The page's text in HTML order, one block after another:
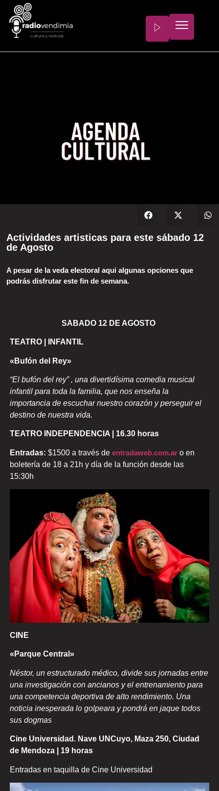
Actividades artisticas para este sábado 12
de Agosto
A pesar de la veda electoral aqui algunas opciones que
podrás disfrutar este fin de semana.
SABADO 12 DE AGOSTO
TEATRO | INFANTIL
«Bufón del Rey»
“El bufón del rey” , una divertidísima comedia musical
infantil para toda la familia, que nos enseña la
importancia de escuchar nuestro corazón y perseguir el
destino de nuestra vida.
TEATRO INDEPENDENCIA | 16.30 horas
Entradas: $1500 a través de entradaweb.com.ar o en
boletería de 18 a 21h y día de la función desde las
15:30h
CINE
«Parque Central»
Néstor, un estructurado médico, divide sus jornadas entre
una investigación con ancianos y el entrenamiento para
una competencia deportiva de alto rendimiento. Una
noticia inesperada lo golpeara y pondrá en jaque todos
sus dogmas
Cine Universidad. Nave UNCuyo, Maza 250, Ciudad
de Mendoza | 19 horas
Entradas en taquilla de Cine Universidad